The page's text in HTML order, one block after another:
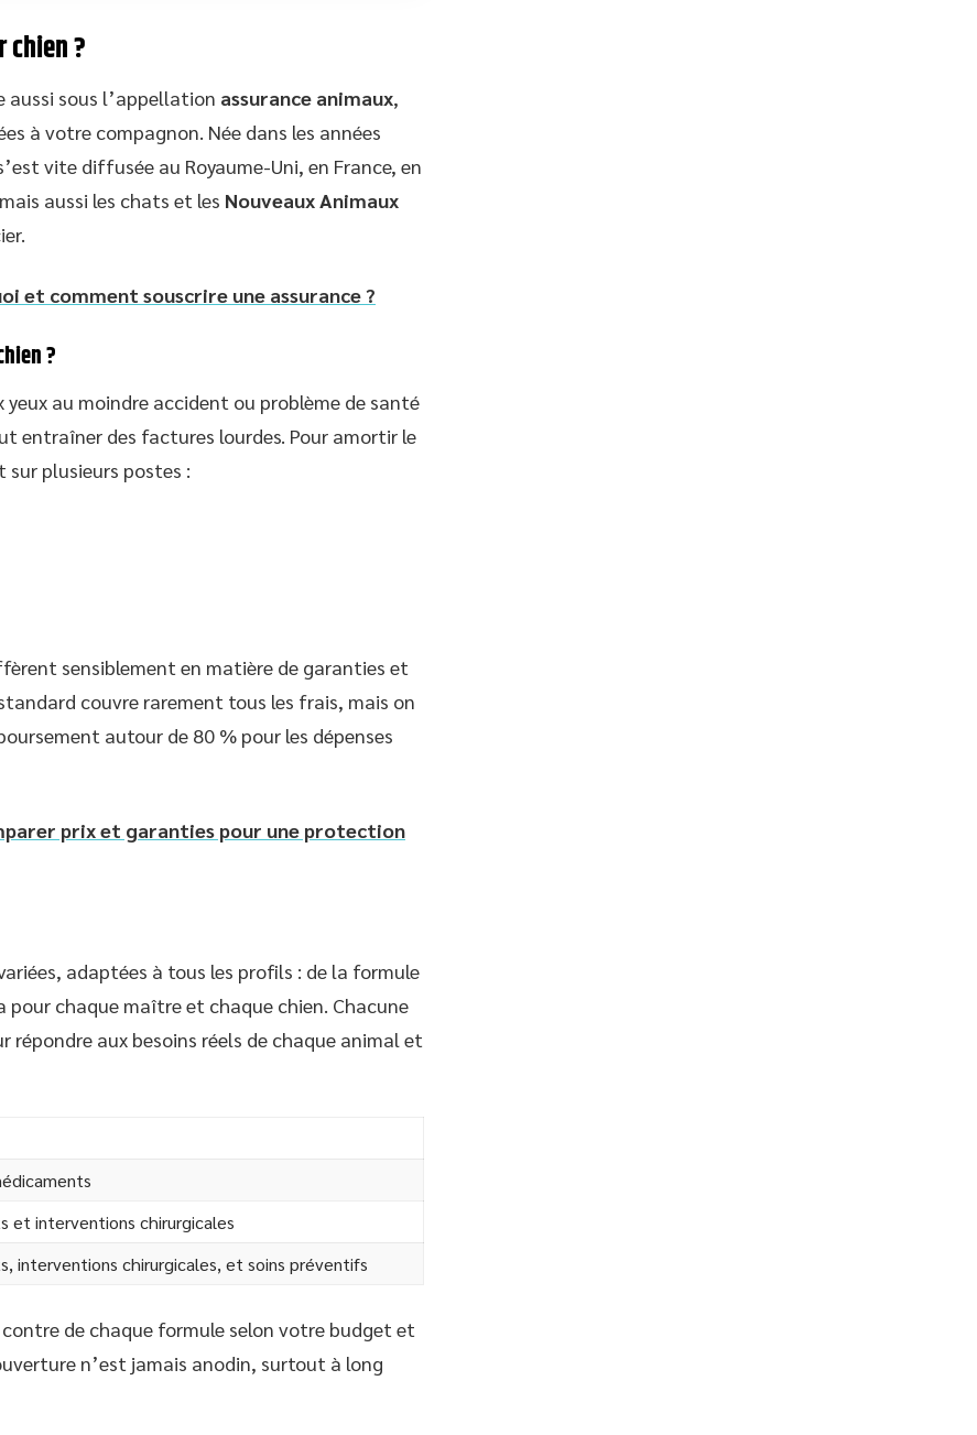
chien ?
aussi sous l’appellation assurance animaux,
à votre compagnon. Née dans les années
vite diffusée au Royaume-Uni, en France, en
aussi les chats et les Nouveaux Animaux
et comment souscrire une assurance ?
?
au moindre accident ou problème de santé
entraîner des factures lourdes. Pour amortir le
plusieurs postes :
sensiblement en matière de garanties et
couvre rarement tous les frais, mais on
autour de 80 % pour les dépenses
prix et garanties pour une protection
adaptées à tous les profils : de la formule
pour chaque maître et chaque chien. Chacune
aux besoins réels de chaque animal et
et interventions chirurgicales
interventions chirurgicales, et soins préventifs
de chaque formule selon votre budget et
n’est jamais anodin, surtout à long